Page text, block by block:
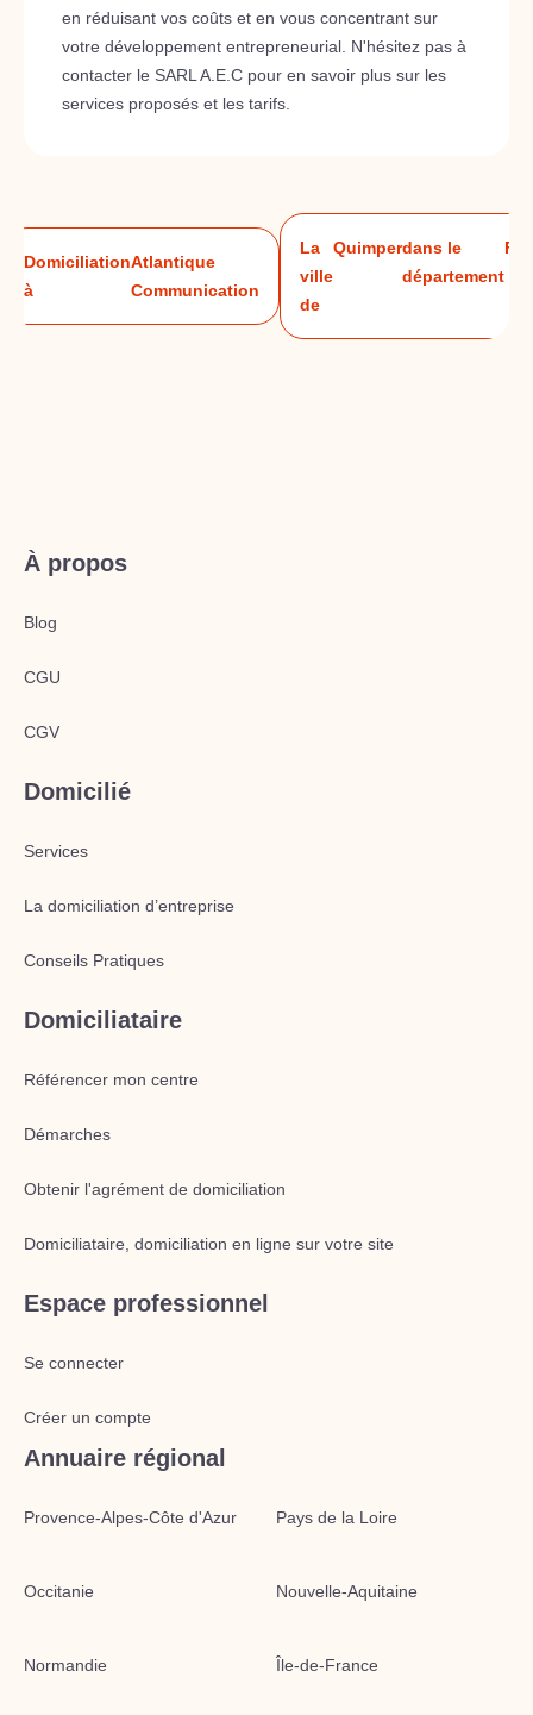
en réduisant vos coûts et en vous concentrant sur
votre développement entrepreneurial. N'hésitez pas à
contacter le SARL A.E.C pour en savoir plus sur les
services proposés et les tarifs.
Domiciliation
à
Atlantique
Communication
La
ville
de
Quimperdans le
département
À propos
Blog
CGU
CGV
Domicilié
Services
La domiciliation d’entreprise
Conseils Pratiques
Domiciliataire
Référencer mon centre
Démarches
Obtenir l'agrément de domiciliation
Domiciliataire, domiciliation en ligne sur votre site
Espace professionnel
Se connecter
Créer un compte
Annuaire régional
Provence-Alpes-Côte d'Azur Pays de la Loire
Occitanie Nouvelle-Aquitaine
Normandie Île-de-France